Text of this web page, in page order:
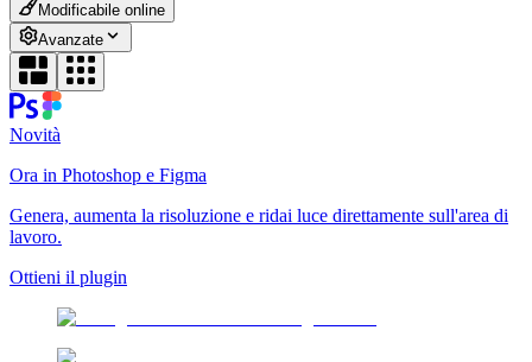
Modificabile online
Avanzate
Novità
Ora in Photoshop e Figma
Genera, aumenta la risoluzione e ridai luce direttamente sull'area di
lavoro.
Ottieni il plugin